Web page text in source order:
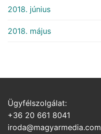
2018. június
2018. május
Ügyfélszolgálat:
+36 20 661 8041
iroda@magyarmedia.com